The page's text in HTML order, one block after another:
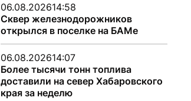
06.08.202614:58
Сквер железнодорожников
открылся в поселке на БАМе
06.08.202614:07
Более тысячи тонн топлива
доставили на север Хабаровского
края за неделю